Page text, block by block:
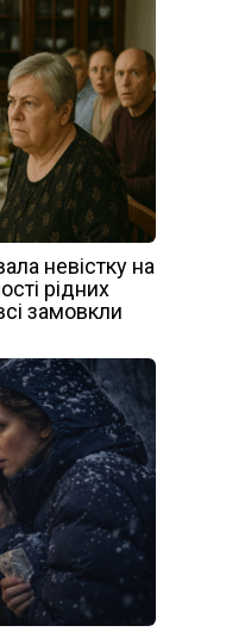
невістку на
рідних
замовкли